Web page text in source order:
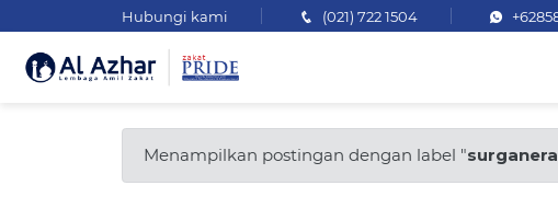
Hubungi kami (021) 722 1504
Menampilkan postingan dengan label "